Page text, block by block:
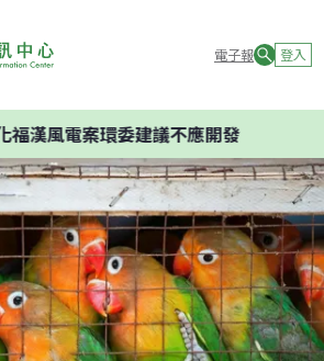
電子報 登入
環委建議不應開發